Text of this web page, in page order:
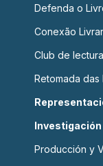
Defenda o
Conexão
Club de
Retomada das
Investigación
Producción y